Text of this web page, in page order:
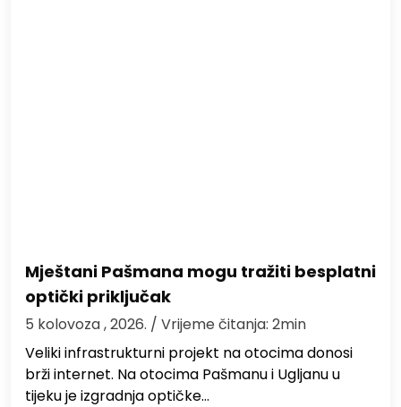
Mještani Pašmana mogu tražiti besplatni
optički priključak
5 kolovoza , 2026. / Vrijeme čitanja: 2min
Veliki infrastrukturni projekt na otocima donosi
brži internet. Na otocima Pašmanu i Ugljanu u
tijeku je izgradnja optičke…